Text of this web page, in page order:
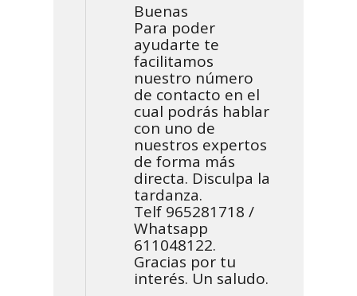
Buenas
Para poder
ayudarte te
facilitamos
nuestro número
de contacto en el
cual podrás hablar
con uno de
nuestros expertos
de forma más
directa. Disculpa la
tardanza.
Telf 965281718 /
Whatsapp
611048122.
Gracias por tu
interés. Un saludo.